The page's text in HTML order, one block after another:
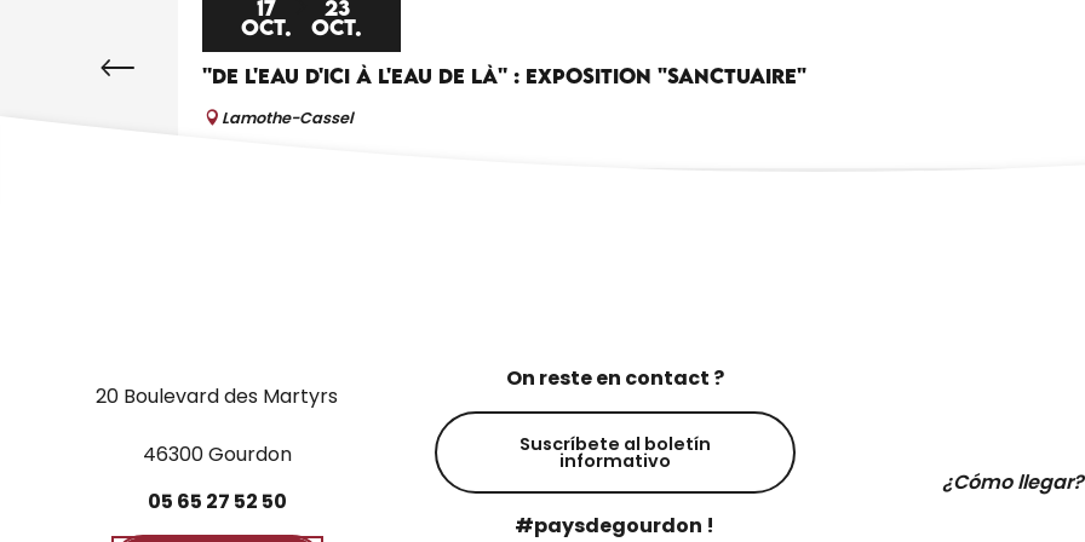
17
OCT.
23
OCT.
''DE L'EAU D'ICI À L'EAU DE LÀ'' : EXPOSITION "SANCTUAIRE"
Lamothe-Cassel
20 Boulevard des Martyrs
46300 Gourdon
05 65 27 52 50
On reste en contact ?
Suscríbete al boletín
informativo
#paysdegourdon !
¿Cómo llegar?